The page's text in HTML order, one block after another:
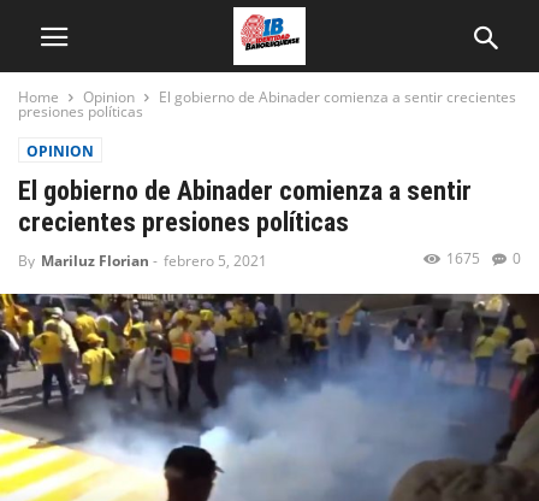
Home Opinion El gobierno de Abinader comienza a sentir crecientes
presiones políticas
OPINION
El gobierno de Abinader comienza a sentir
crecientes presiones políticas
By Mariluz Florian - febrero 5, 2021 0
1675